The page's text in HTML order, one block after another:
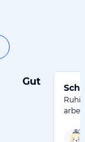
Gut